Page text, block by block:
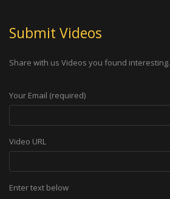
Submit Videos
Share with us Videos you found interesting.
Your Email (required)
Video URL
Enter text below